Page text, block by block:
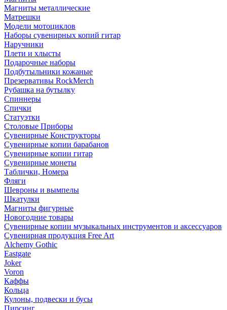
Магниты металлические
Матрешки
Модели мотоциклов
Наборы сувенирных копий гитар
Наручники
Плети и хлысты
Подарочные наборы
Подбутыльники кожаные
Презервативы RockMerch
Рубашка на бутылку
Спиннеры
Спички
Статуэтки
Столовые Приборы
Сувенирные Конструкторы
Сувенирные копии барабанов
Сувенирные копии гитар
Сувенирные монеты
Таблички, Номера
Фляги
Шевроны и вымпелы
Шкатулки
Магниты фигурные
Новогодние товары
Сувенирные копии музыкальных инструментов и аксессуаров
Сувенирная продукция Free Art
Alchemy Gothic
Eastgate
Joker
Voron
Каффы
Кольца
Кулоны, подвески и бусы
Пирсинг